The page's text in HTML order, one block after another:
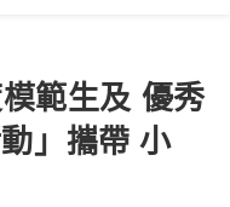
範生及 優秀
」攜帶 小